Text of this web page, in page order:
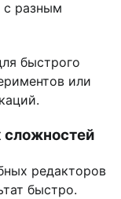
с разным
быстрого
или
сложностей
редакторов
быстро.